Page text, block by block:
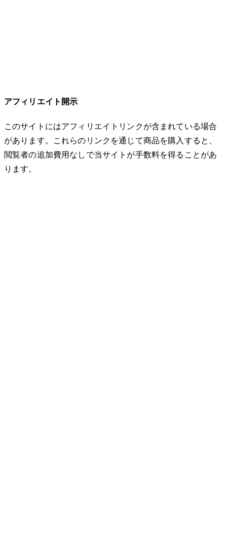
アフィリエイト開示
このサイトにはアフィリエイトリンクが含まれている場合
があります。これらのリンクを通じて商品を購入すると、
閲覧者の追加費用なしで当サイトが手数料を得ることがあ
ります。